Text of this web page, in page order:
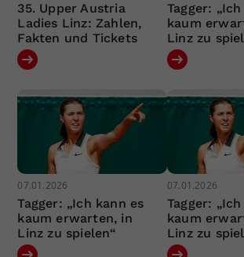
35. Upper Austria
Ladies Linz: Zahlen,
Fakten und Tickets
Tagger:
kaum
Linz zu
07.01.2026
Tagger: „Ich kann es
kaum erwarten, in
Linz zu spielen“
07.01.2026
Tagger:
kaum
Linz zu